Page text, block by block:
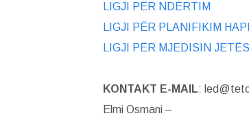
LIGJI PËR NDËRTIM
LIGJI PËR PLANIFIKIM
LIGJI PËR MJEDISIN
KONTAKT E-MAIL:
Elmi Osmani –